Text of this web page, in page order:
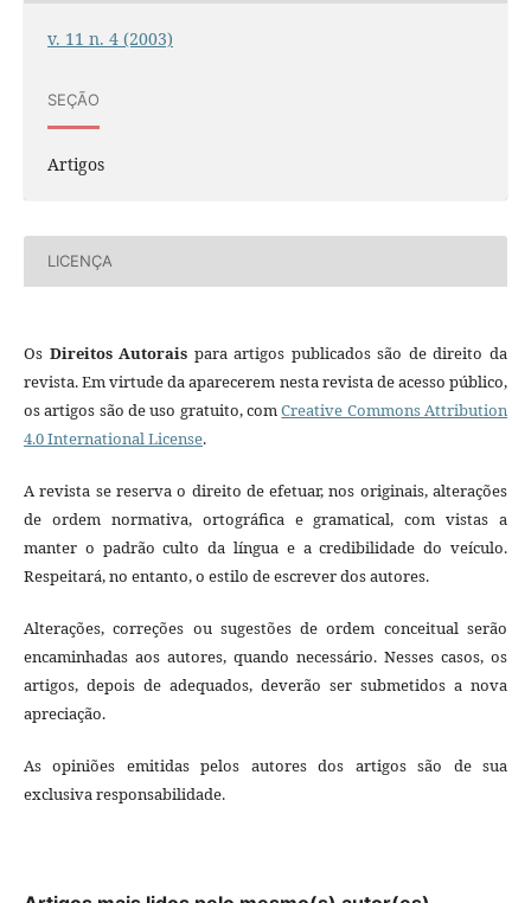
v. 11 n. 4 (2003)
SEÇÃO
Artigos
LICENÇA
Os Direitos Autorais para artigos publicados são de direito da
revista. Em virtude da aparecerem nesta revista de acesso público,
os artigos são de uso gratuito, comCreative Commons Attribution
4.0 International License.
A revista se reserva o direito de efetuar, nos originais, alterações
de ordem normativa, ortográfica e gramatical, com vistas a
manter o padrão culto da língua e a credibilidade do veículo.
Respeitará, no entanto, o estilo de escrever dos autores.
Alterações, correções ou sugestões de ordem conceitual serão
encaminhadas aos autores, quando necessário. Nesses casos, os
artigos, depois de adequados, deverão ser submetidos a nova
apreciação.
As opiniões emitidas pelos autores dos artigos são de sua
exclusiva responsabilidade.